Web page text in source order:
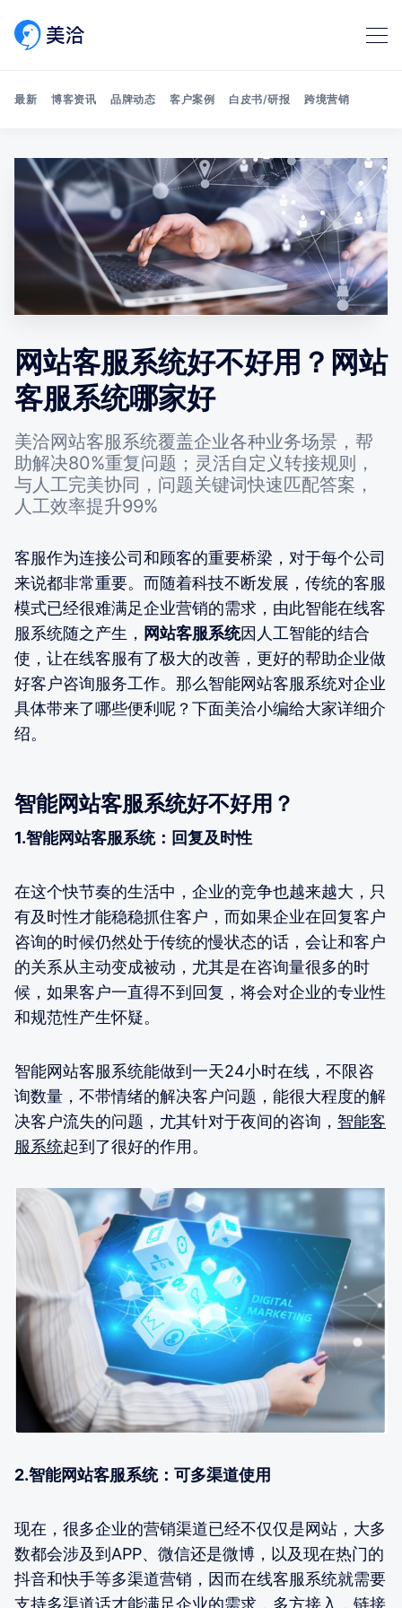
Search 美洽博客
最新 博客资讯 品牌动态 客户案例 白皮书/研报 跨境营销
网站客服系统好不好用？网站
客服系统哪家好
美洽网站客服系统覆盖企业各种业务场景，帮
助解决80%重复问题；灵活自定义转接规则，
与人工完美协同，问题关键词快速匹配答案，
人工效率提升99%
客服作为连接公司和顾客的重要桥梁，对于每个公司
来说都非常重要。而随着科技不断发展，传统的客服
模式已经很难满足企业营销的需求，由此智能在线客
服系统随之产生， 网站客服系统因人工智能的结合
使，让在线客服有了极大的改善，更好的帮助企业做
好客户咨询服务工作。那么智能网站客服系统对企业
具体带来了哪些便利呢？下面美洽小编给大家详细介
绍。
智能网站客服系统好不好用？
1.智能网站客服系统：回复及时性
在这个快节奏的生活中，企业的竞争也越来越大，只
有及时性才能稳稳抓住客户，而如果企业在回复客户
咨询的时候仍然处于传统的慢状态的话，会让和客户
的关系从主动变成被动，尤其是在咨询量很多的时
候，如果客户一直得不到回复，将会对企业的专业性
和规范性产生怀疑。
智能网站客服系统能做到一天24小时在线，不限咨
询数量，不带情绪的解决客户问题，能很大程度的解
决客户流失的问题，尤其针对于夜间的咨询， 智能客
服系统起到了很好的作用。
2.智能网站客服系统：可多渠道使用
现在，很多企业的营销渠道已经不仅仅是网站，大多
数都会涉及到APP、微信还是微博，以及现在热门的
抖音和快手等多渠道营销，因而在线客服系统就需要
支持多渠道话才能满足企业的需求，多方接入，链接